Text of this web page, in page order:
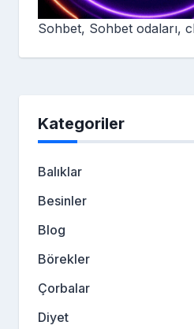
Sohbet, Sohbet odaları,
Kategoriler
Balıklar
Besinler
Blog
Börekler
Çorbalar
Diyet